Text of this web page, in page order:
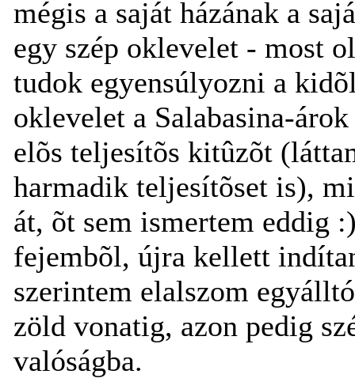
mégis a saját házának a
egy szép oklevelet - most
tudok egyensúlyozni a
oklevelet a Salabasina-
elõs teljesítõs kitûzõt
harmadik teljesítõset is),
át, õt sem ismertem eddig
fejembõl, újra kellett
szerintem elalszom
zöld vonatig, azon pedig
valóságba.